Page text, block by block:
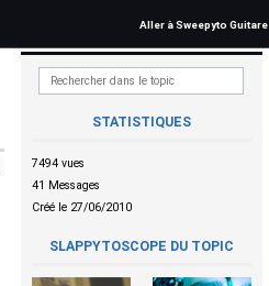
Aller à Sweepyto Guitare
STATISTIQUES
7494 vues
41 Messages
Créé le 27/06/2010
SLAPPYTOSCOPE DU TOPIC